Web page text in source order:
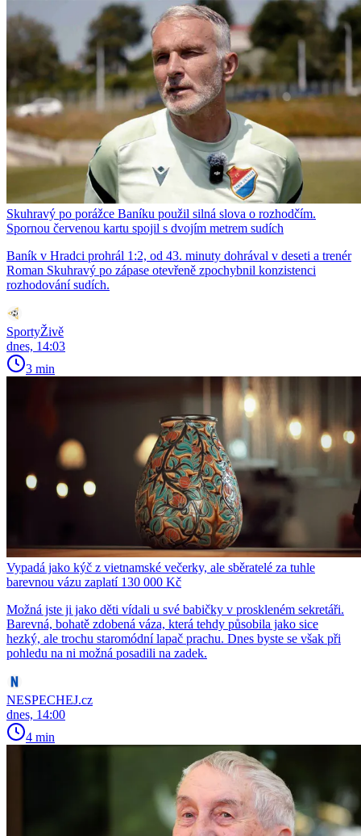
Skuhravý po porážce Baníku použil silná slova o rozhodčím.
Spornou červenou kartu spojil s dvojím metrem sudích
Baník v Hradci prohrál 1:2, od 43. minuty dohrával v deseti a trenér
Roman Skuhravý po zápase otevřeně zpochybnil konzistenci
rozhodování sudích.
SportyŽivě
dnes, 14:03
3 min
Vypadá jako kýč z vietnamské večerky, ale sběratelé za tuhle
barevnou vázu zaplatí 130 000 Kč
Možná jste ji jako děti vídali u své babičky v proskleném sekretáři.
Barevná, bohatě zdobená váza, která tehdy působila jako sice
hezký, ale trochu staromódní lapač prachu. Dnes byste se však při
pohledu na ni možná posadili na zadek.
NESPECHEJ.cz
dnes, 14:00
4 min